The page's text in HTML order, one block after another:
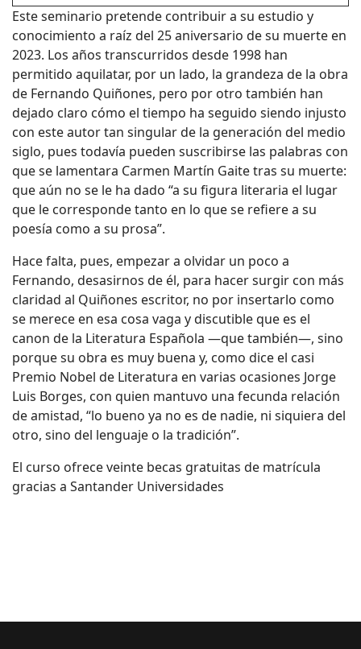
Este seminario pretende contribuir a su estudio y
conocimiento a raíz del 25 aniversario de su muerte en
2023. Los años transcurridos desde 1998 han
permitido aquilatar, por un lado, la grandeza de la obra
de Fernando Quiñones, pero por otro también han
dejado claro cómo el tiempo ha seguido siendo injusto
con este autor tan singular de la generación del medio
siglo, pues todavía pueden suscribirse las palabras con
que se lamentara Carmen Martín Gaite tras su muerte:
que aún no se le ha dado “a su figura literaria el lugar
que le corresponde tanto en lo que se refiere a su
poesía como a su prosa”.
Hace falta, pues, empezar a olvidar un poco a
Fernando, desasirnos de él, para hacer surgir con más
claridad al Quiñones escritor, no por insertarlo como
se merece en esa cosa vaga y discutible que es el
canon de la Literatura Española —que también—, sino
porque su obra es muy buena y, como dice el casi
Premio Nobel de Literatura en varias ocasiones Jorge
Luis Borges, con quien mantuvo una fecunda relación
de amistad, “lo bueno ya no es de nadie, ni siquiera del
otro, sino del lenguaje o la tradición”.
El curso ofrece veinte becas gratuitas de matrícula
gracias a Santander Universidades